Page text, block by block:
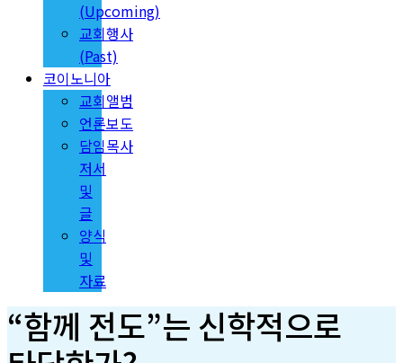
(Upcoming)
교회행사
(Past)
코이노니아
교회앨범
언론보도
담임목사
저서
및
글
양식
및
자료
“함께 전도”는 신학적으로